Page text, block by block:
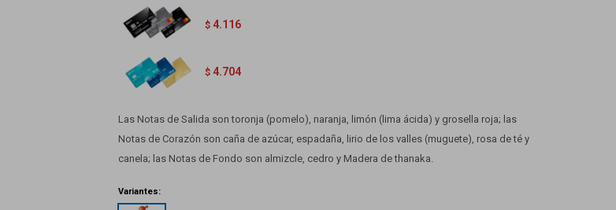
$ 4.116
$ 4.704
Las Notas de Salida son toronja (pomelo), naranja, limón (lima ácida) y grosella roja; las
Notas de Corazón son caña de azúcar, espadaña, lirio de los valles (muguete), rosa de té y
canela; las Notas de Fondo son almizcle, cedro y Madera de thanaka.
Variantes: